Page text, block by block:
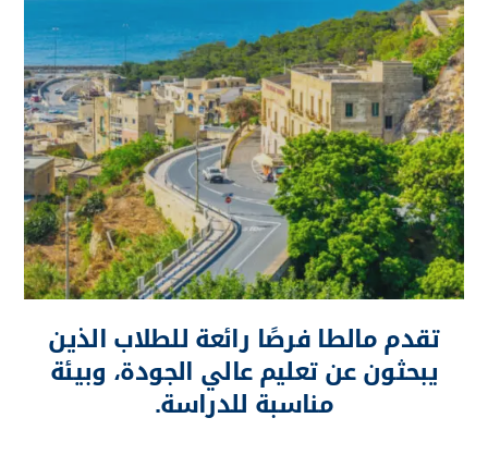
تقدممالطافرصًا رائعة للطلاب الذين
يبحثون عن تعليم عالي الجودة، وبيئة
مناسبة للدراسة.